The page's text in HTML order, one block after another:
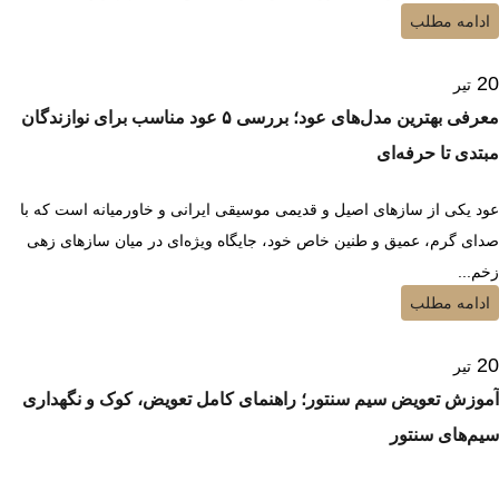
ادامه مطلب
20 تیر
معرفی بهترین مدل‌های عود؛ بررسی ۵ عود مناسب برای نوازندگان
مبتدی تا حرفه‌ای
عود یکی از سازهای اصیل و قدیمی موسیقی ایرانی و خاورمیانه است که با
صدای گرم، عمیق و طنین خاص خود، جایگاه ویژه‌ای در میان سازهای زهی
زخم...
ادامه مطلب
20 تیر
آموزش تعویض سیم سنتور؛ راهنمای کامل تعویض، کوک و نگهداری
سیم‌های سنتور